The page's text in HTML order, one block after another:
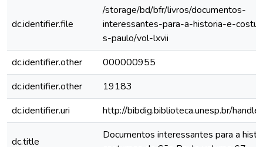
dc.identifier.file
/storage/bd/bfr/livros/documentos-
interessantes-para-a-historia-e-
s-paulo/vol-lxvii
dc.identifier.other
000000955
dc.identifier.other
19183
dc.identifier.uri
http://bibdig.biblioteca.unesp.br/
dc.title
Documentos interessantes para a